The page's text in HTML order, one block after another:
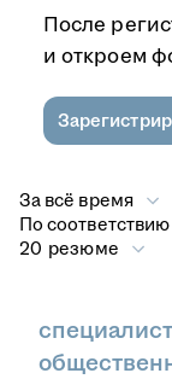
После
и откроем
За всё время
По соответствию
20 резюме